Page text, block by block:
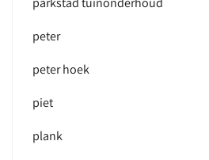
peter
peter hoek
piet
plank